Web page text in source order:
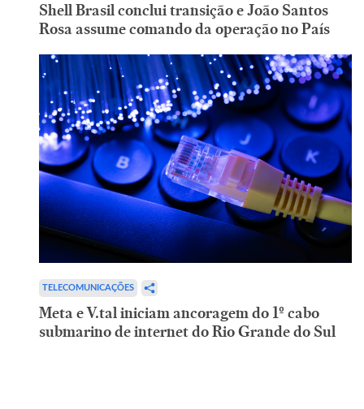
Shell Brasil conclui transição e João Santos
Rosa assume comando da operação no País
TELECOMUNICAÇÕES
Meta e V.tal iniciam ancoragem do 1º cabo
submarino de internet do Rio Grande do Sul